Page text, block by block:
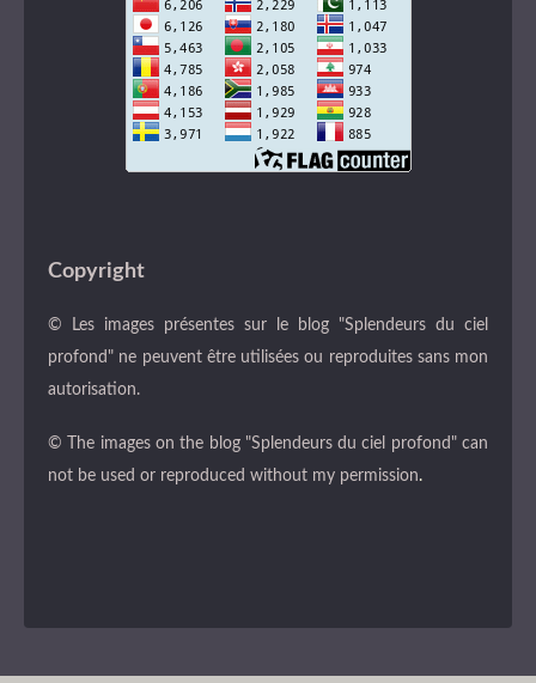
Copyright
© Les images présentes sur le blog "Splendeurs du ciel
profond" ne peuvent être utilisées ou reproduites sans mon
autorisation.
© The images on the blog "Splendeurs du ciel profond" can
not be used or reproduced without my permission.